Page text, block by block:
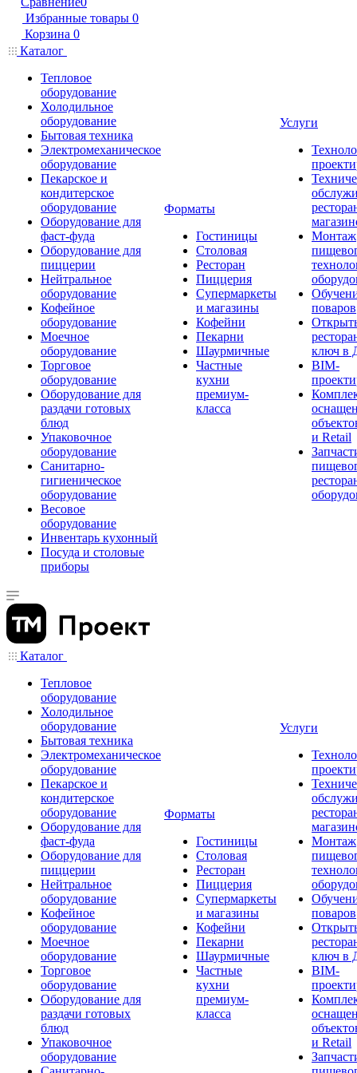
Избранные товары 0
Корзина 0
Каталог
Тепловое
оборудование
Холодильное
оборудование
Бытовая техника
Электромеханическое
оборудование
Пекарское и
кондитерское
оборудование
Оборудование для
фаст-фуда
Оборудование для
пиццерии
Нейтральное
оборудование
Кофейное
оборудование
Моечное
оборудование
Торговое
оборудование
Оборудование для
раздачи готовых
блюд
Упаковочное
оборудование
Санитарно-
гигиеническое
оборудование
Весовое
оборудование
Инвентарь кухонный
Посуда и столовые
приборы
Форматы
Гостиницы
Столовая
Ресторан
Пиццерия
Супермаркеты
и магазины
Кофейни
Пекарни
Шаурмичные
Частные
кухни
премиум-
класса
Услуги
Монтаж
поваров
ключ в
BIM-
и Retail
Каталог
Тепловое
оборудование
Холодильное
оборудование
Бытовая техника
Электромеханическое
оборудование
Пекарское и
кондитерское
оборудование
Оборудование для
фаст-фуда
Оборудование для
пиццерии
Нейтральное
оборудование
Кофейное
оборудование
Моечное
оборудование
Торговое
оборудование
Оборудование для
раздачи готовых
блюд
Упаковочное
оборудование
Форматы
Гостиницы
Столовая
Ресторан
Пиццерия
Супермаркеты
и магазины
Кофейни
Пекарни
Шаурмичные
Частные
кухни
премиум-
класса
Услуги
Монтаж
поваров
ключ в
BIM-
и Retail